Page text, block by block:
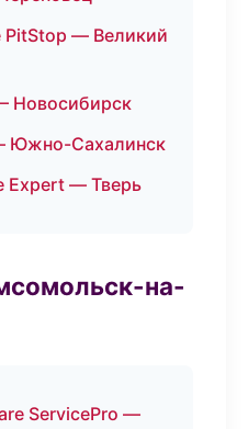
PitStop — Великий
Новосибирск
Южно-Сахалинск
Expert — Тверь
на-
ServicePro —